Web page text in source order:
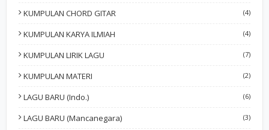
KUMPULAN CHORD GITAR (4)
KUMPULAN KARYA ILMIAH (4)
KUMPULAN LIRIK LAGU (7)
KUMPULAN MATERI (2)
LAGU BARU (Indo.) (6)
LAGU BARU (Mancanegara) (3)